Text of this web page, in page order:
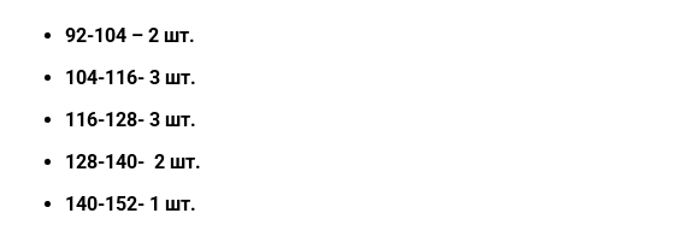
92-104 – 2 шт.
104-116- 3 шт.
116-128- 3 шт.
128-140- 2 шт.
140-152- 1 шт.